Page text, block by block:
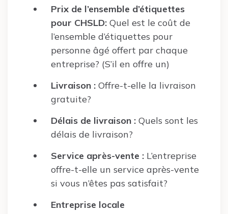
Prix de l’ensemble d’étiquettes
pour CHSLD: Quel est le coût de
l’ensemble d’étiquettes pour
personne âgé offert par chaque
entreprise? (S’il en offre un)
Livraison : Offre-t-elle la livraison
gratuite?
Délais de livraison : Quels sont les
délais de livraison?
Service après-vente : L’entreprise
offre-t-elle un service après-vente
si vous n’êtes pas satisfait?
Entreprise locale